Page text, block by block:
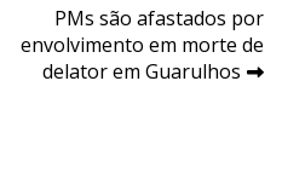
PMs são afastados por
envolvimento em morte de
delator em Guarulhos